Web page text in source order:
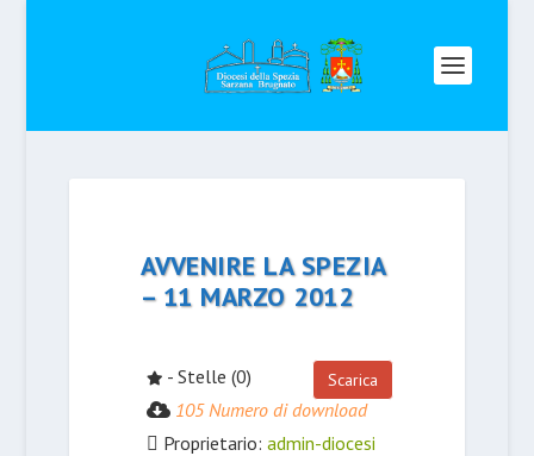
AVVENIRE LA SPEZIA
– 11 MARZO 2012
Scarica
- Stelle (0)
105 Numero di download
Proprietario: admin-diocesi